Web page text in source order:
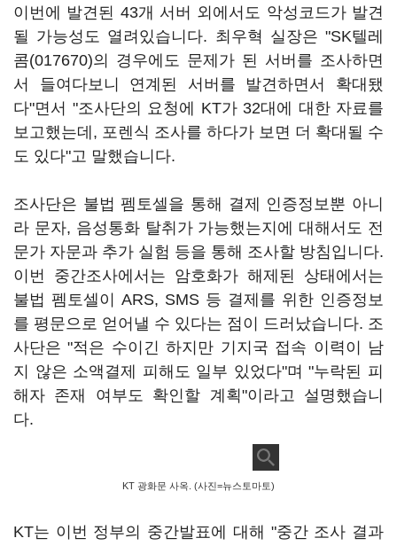
이번에 발견된 43개 서버 외에서도 악성코드가 발견
될 가능성도 열려있습니다. 최우혁 실장은 "SK텔레
콤(017670)의 경우에도 문제가 된 서버를 조사하면
서 들여다보니 연계된 서버를 발견하면서 확대됐
다"면서 "조사단의 요청에 KT가 32대에 대한 자료를
보고했는데, 포렌식 조사를 하다가 보면 더 확대될 수
도 있다"고 말했습니다.
조사단은 불법 펨토셀을 통해 결제 인증정보뿐 아니
라 문자, 음성통화 탈취가 가능했는지에 대해서도 전
문가 자문과 추가 실험 등을 통해 조사할 방침입니다.
이번 중간조사에서는 암호화가 해제된 상태에서는
불법 펨토셀이 ARS, SMS 등 결제를 위한 인증정보
를 평문으로 얻어낼 수 있다는 점이 드러났습니다. 조
사단은 "적은 수이긴 하지만 기지국 접속 이력이 남
지 않은 소액결제 피해도 일부 있었다"며 "누락된 피
해자 존재 여부도 확인할 계획"이라고 설명했습니
다.
KT 광화문 사옥. (사진=뉴스토마토)
KT는 이번 정부의 중간발표에 대해 "중간 조사 결과